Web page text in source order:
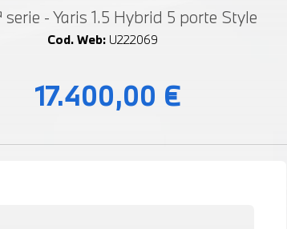
serie - Yaris 1.5 Hybrid 5 porte Style
Cod. Web: U222069
17.400,00 €